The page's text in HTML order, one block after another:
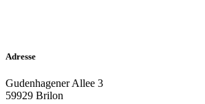
Adresse
Gudenhagener Allee 3
59929 Brilon